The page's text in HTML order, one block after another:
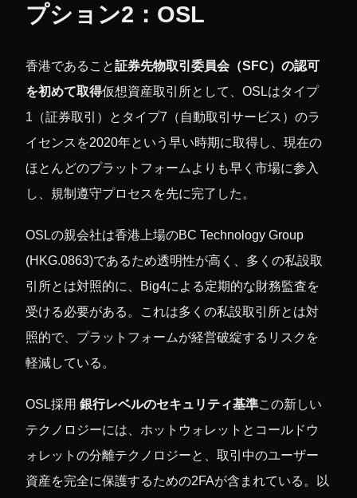
プション2：OSL
香港であること証券先物取引委員会（SFC）の認可
を初めて取得仮想資産取引所として、OSLはタイプ
1（証券取引）とタイプ7（自動取引サービス）のラ
イセンスを2020年という早い時期に取得し、現在の
ほとんどのプラットフォームよりも早く市場に参入
し、規制遵守プロセスを先に完了した。
OSLの親会社は香港上場のBC Technology Group
(HKG.0863)であるため透明性が高く、多くの私設取
引所とは対照的に、Big4による定期的な財務監査を
受ける必要がある。これは多くの私設取引所とは対
照的で、プラットフォームが経営破綻するリスクを
軽減している。
OSL採用銀行レベルのセキュリティ基準この新しい
テクノロジーには、ホットウォレットとコールドウ
ォレットの分離テクノロジーと、取引中のユーザー
資産を完全に保護するための2FAが含まれている。以